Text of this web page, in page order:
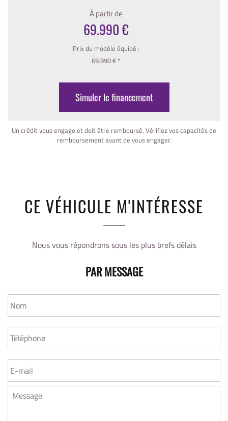
À partir de
69.990 €
Prix du modèle équipé :
69.990 € *
Simuler le financement
Un crédit vous engage et doit être remboursé. Vérifiez vos capacités de
remboursement avant de vous engager.
CE VÉHICULE M'INTÉRESSE
Nous vous répondrons sous les plus brefs délais
PAR MESSAGE
NOM *
TÉLÉPHONE *
MESSAGE *